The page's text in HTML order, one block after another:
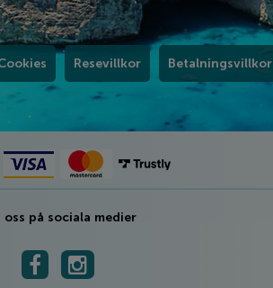
Resevillkor Betalningsvillkor
oss på sociala medier